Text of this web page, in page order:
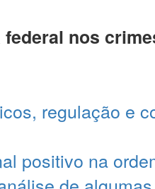
federal nos
regulação e
positivo na